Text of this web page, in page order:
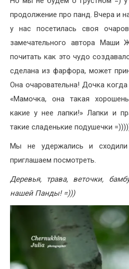
продолжение про панд. Вчера и
у нас посетилась своя
замечательного автора Маши
почитать как это чудо
сделана из фарфора, может
Она очаровательна! Дочка когда
«Мамочка, она такая
какие у нее лапки!» Лапки и
такие сладенькие подушечки
Мы не удержались и сходили
приглашаем посмотреть.
Деревья, трава, веточки,
нашей Панды! =)))